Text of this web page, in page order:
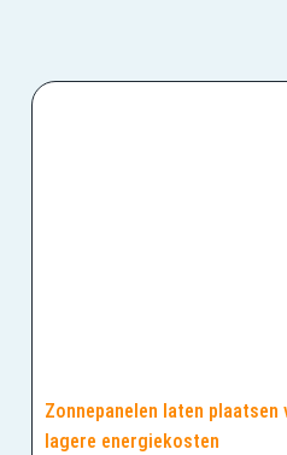
Zonnepanelen laten
lagere energiekosten